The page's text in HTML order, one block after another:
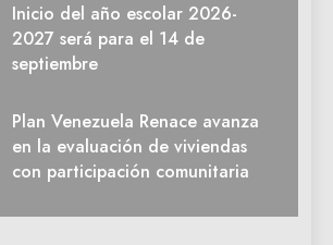
Inicio del año escolar 2026-
2027 será para el 14 de
septiembre
Plan Venezuela Renace avanza
en la evaluación de viviendas
con participación comunitaria